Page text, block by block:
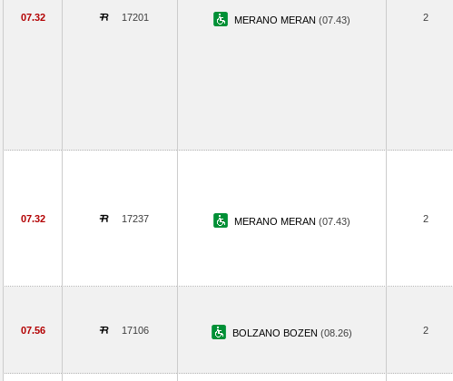
07.32 17201 MERANO MERAN (07.43) 2
07.32 17237 MERANO MERAN (07.43) 2
07.56 17106 BOLZANO BOZEN (08.26) 2